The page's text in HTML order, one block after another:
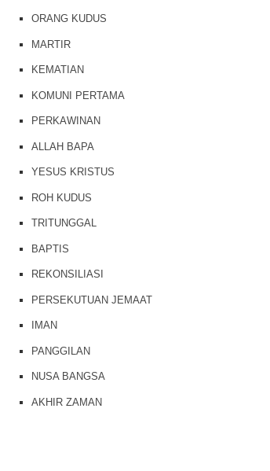
ORANG KUDUS
MARTIR
KEMATIAN
KOMUNI PERTAMA
PERKAWINAN
ALLAH BAPA
YESUS KRISTUS
ROH KUDUS
TRITUNGGAL
BAPTIS
REKONSILIASI
PERSEKUTUAN JEMAAT
IMAN
PANGGILAN
NUSA BANGSA
AKHIR ZAMAN